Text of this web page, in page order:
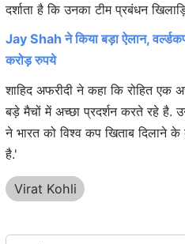
दर्शाता है कि उनका टीम प्रबंधन
Jay Shah ने किया बड़ा ऐलान,
करोड़ रुपये
शाहिद अफरीदी ने कहा कि रोहित एक
बड़े मैचों में अच्छा प्रदर्शन करते रहे है.
ने भारत को विश्व कप खिताब दिलाने
है.'
Virat Kohli